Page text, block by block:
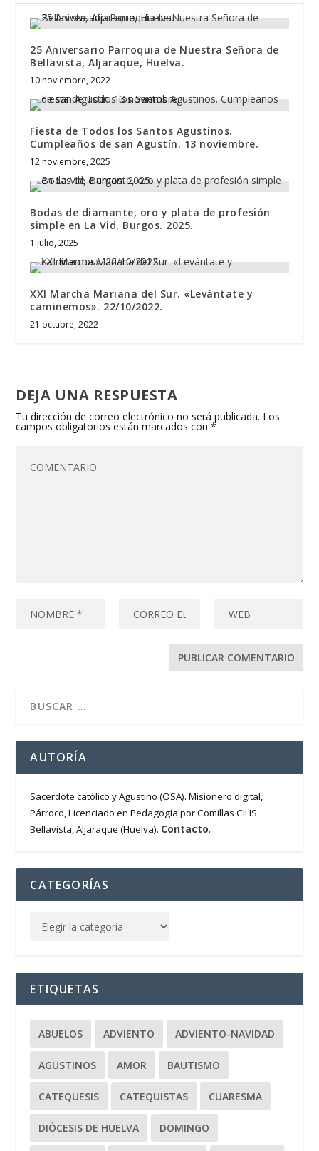
25 Aniversario Parroquia de Nuestra Señora de
Bellavista, Aljaraque, Huelva.
10 noviembre, 2022
Fiesta de Todos los Santos Agustinos.
Cumpleaños de san Agustín. 13 noviembre.
12 noviembre, 2025
Bodas de diamante, oro y plata de profesión
simple en La Vid, Burgos. 2025.
1 julio, 2025
XXI Marcha Mariana del Sur. «Levántate y
caminemos». 22/10/2022.
21 octubre, 2022
DEJA UNA RESPUESTA
Tu dirección de correo electrónico no será publicada. Los
campos obligatorios están marcados con*
AUTORÍA
Sacerdote católico y Agustino (OSA). Misionero digital,
Párroco, Licenciado en Pedagogía por Comillas CIHS.
Bellavista, Aljaraque (Huelva). Contacto.
CATEGORÍAS
ETIQUETAS
ABUELOS ADVIENTO ADVIENTO-NAVIDAD
AGUSTINOS AMOR BAUTISMO
CATEQUESIS CATEQUISTAS CUARESMA
DIÓCESIS DE HUELVA DOMINGO